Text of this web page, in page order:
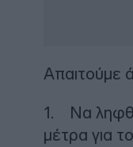
Απαιτούμε
1. Να
μέτρα για